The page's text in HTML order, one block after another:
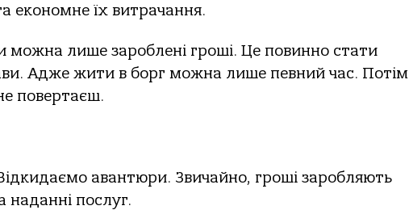
економне їх витрачання.
лише зароблені гроші. Це повинно стати
Адже жити в борг можна лише певний час. Потім
повертаєш.
авантюри. Звичайно, гроші заробляють
наданні послуг.